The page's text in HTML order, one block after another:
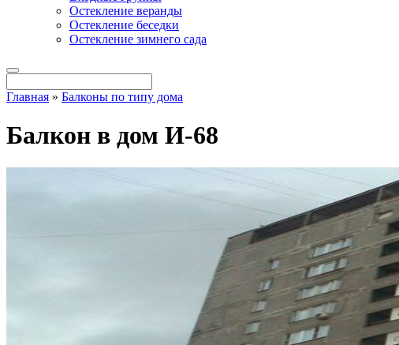
Остекление веранды
Остекление беседки
Остекление зимнего сада
Главная » Балконы по типу дома
Балкон в дом И-68